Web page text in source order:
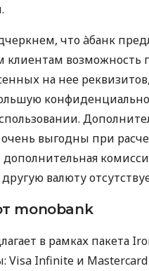
что àбанк
возможность
на нее
выгодны при
валюту
monobank
в рамках пакета
Visa Infinite и